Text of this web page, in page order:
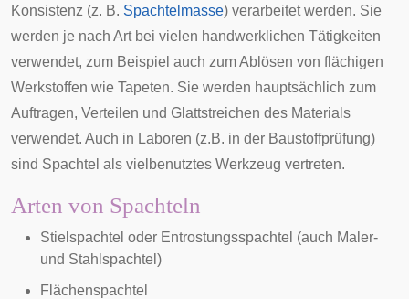
Konsistenz (z. B. Spachtelmasse) verarbeitet werden. Sie
werden je nach Art bei vielen handwerklichen Tätigkeiten
verwendet, zum Beispiel auch zum Ablösen von flächigen
Werkstoffen wie Tapeten. Sie werden hauptsächlich zum
Auftragen, Verteilen und Glattstreichen des Materials
verwendet. Auch in Laboren (z.B. in der Baustoffprüfung)
sind Spachtel als vielbenutztes Werkzeug vertreten.
Arten von Spachteln
Stielspachtel oder Entrostungsspachtel (auch Maler-
und Stahlspachtel)
Flächenspachtel